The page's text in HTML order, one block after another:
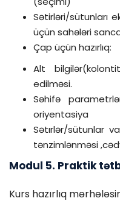
Sətirləri/sütunları
üçün sahələri
Çap üçün hazırlıq:
Alt
edilməsi.
Səhifə
oriyentasiya
Sətırlər/sütunlar
tənzimlənməsi
Modul 5. Praktik
Kurs hazırlıq